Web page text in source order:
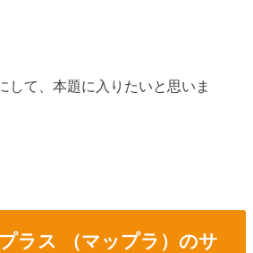
して、本題に入りたいと思いま
ラス （マップラ）のサ